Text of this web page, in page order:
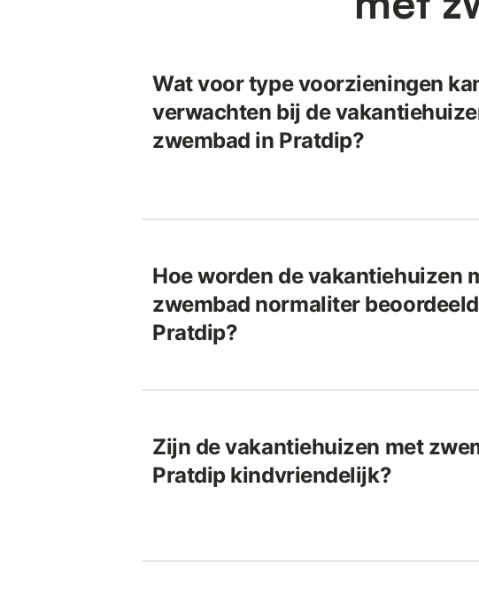
Wat voor type voorzieningen
verwachten bij de
zwembad in Pratdip?
Hoe worden de vakantiehuizen
zwembad normaliter
Pratdip?
Zijn de vakantiehuizen met
Pratdip kindvriendelijk?